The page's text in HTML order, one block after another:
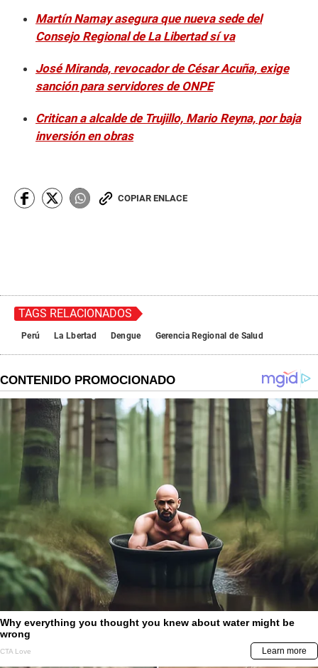
Martín Namay asegura que nueva sede del
Consejo Regional de La Libertad sí va
José Miranda, revocador de César Acuña, exige
sanción para servidores de ONPE
Critican a alcalde de Trujillo, Mario Reyna, por baja
inversión en obras
COPIAR ENLACE
TAGS RELACIONADOS
Perú La Lbertad Dengue Gerencia Regional de Salud